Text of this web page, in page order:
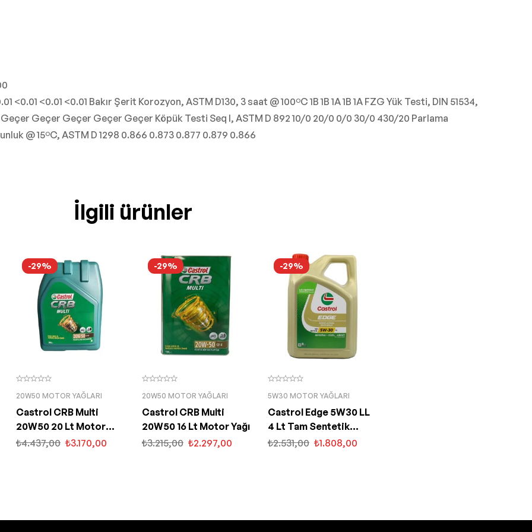
<0.01 <0.01 <0.01 Bakır Şerit Korozyon, ASTM D130, 3 saat @ 100ºC 1B 1B 1A 1B 1A FZG Yük Testi, DIN 51534,
B Geçer Geçer Geçer Geçer Geçer Köpük Testi Seq I, ASTM D 892 10/0 20/0 0/0 30/0 430/20 Parlama
@ 15ºC, ASTM D 1298 0.866 0.873 0.877 0.879 0.866
İlgili ürünler
-29%
20W50 MOTOR YAĞLARI
Castrol CRB Multi
20W50 20 Lt Motor
Yağı
₺4.437,00 ₺3.170,00
-29%
20W50 MOTOR YAĞLARI
Castrol CRB Multi
20W50 16 Lt Motor Yağı
₺3.215,00 ₺2.297,00
-29%
5W30 MOTOR YAĞLARI
Castrol Edge 5W30 LL
4 Lt Tam Sentetik
Partiküllü Motor Yağı
₺2.531,00 ₺1.808,00